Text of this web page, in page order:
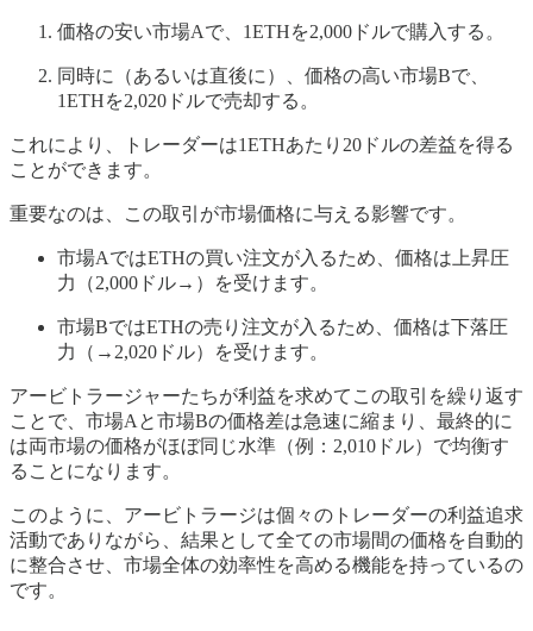
価格の安い市場Aで、1ETHを2,000ドルで購入する。
同時に（あるいは直後に）、価格の高い市場Bで、
1ETHを2,020ドルで売却する。
これにより、トレーダーは1ETHあたり20ドルの差益を得る
ことができます。
重要なのは、この取引が市場価格に与える影響です。
市場AではETHの買い注文が入るため、価格は上昇圧
力（2,000ドル→）を受けます。
市場BではETHの売り注文が入るため、価格は下落圧
力（→2,020ドル）を受けます。
アービトラージャーたちが利益を求めてこの取引を繰り返す
ことで、市場Aと市場Bの価格差は急速に縮まり、最終的に
は両市場の価格がほぼ同じ水準（例：2,010ドル）で均衡す
ることになります。
このように、アービトラージは個々のトレーダーの利益追求
活動でありながら、結果として全ての市場間の価格を自動的
に整合させ、市場全体の効率性を高める機能を持っているの
です。